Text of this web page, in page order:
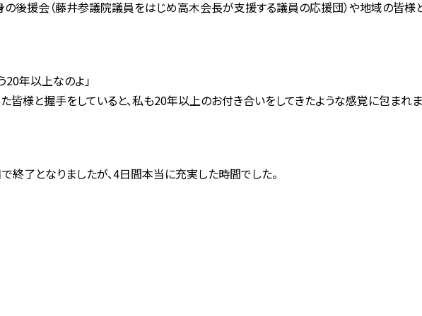
後援会（藤井参議院議員をはじめ高木会長が支援する議員の応援団）や地域の皆様
20年以上なのよ」
皆様と握手をしていると、私も20年以上のお付き合いをしてきたような感覚に包まれま
終了となりましたが、4日間本当に充実した時間でした。